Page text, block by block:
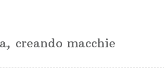
creando macchie